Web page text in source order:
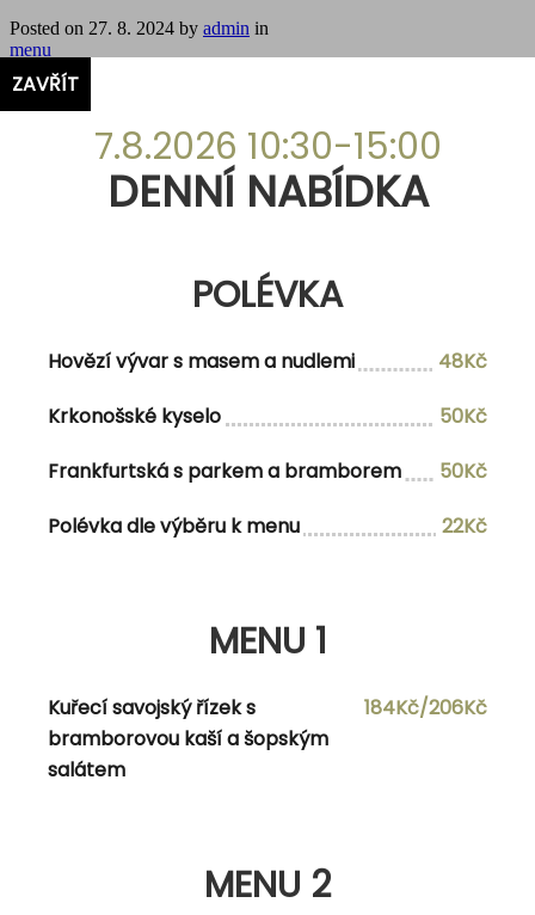
Posted on 27. 8. 2024 by admin in
menu
DENNÍ NABÍDKA
Hovězí vývar s masem a nudlemi
Staročeská bramboračka s hříbky
48Kč
MENU 1
Polévka dle vlastního výběru
okurkovým salátem a křenovou
ZAVŘÍT
7.8.2026 10:30-15:00
DENNÍ NABÍDKA
POLÉVKA
Hovězí vývar s masem a nudlemi
48Kč
Krkonošské kyselo
50Kč
Frankfurtská s parkem a bramborem
50Kč
Polévka dle výběru k menu
22Kč
MENU 1
Kuřecí savojský řízek s
bramborovou kaší a šopským
salátem
184Kč/206Kč
MENU 2